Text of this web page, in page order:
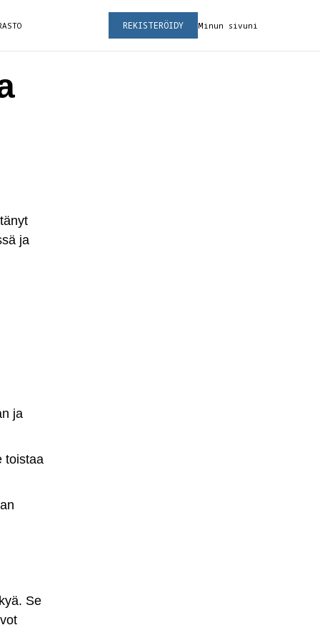
Minun sivuni
REKISTERÖIDY
ja
ja
toistaa
Se